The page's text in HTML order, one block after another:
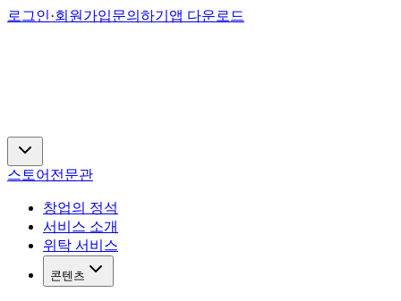
로그인·회원가입문의하기 앱 다운로드
스토어 전문관
창업의 정석
서비스 소개
위탁 서비스
콘텐츠